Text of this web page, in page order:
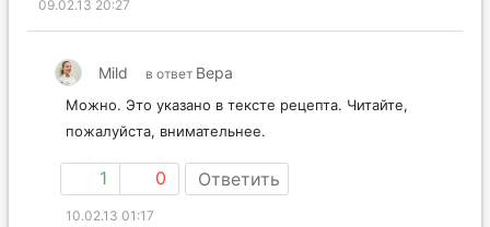
09.02.13 20:27
Mild в ответ Вера
Можно. Это указано в тексте рецепта. Читайте,
пожалуйста, внимательнее.
1 0 Ответить
10.02.13 01:17